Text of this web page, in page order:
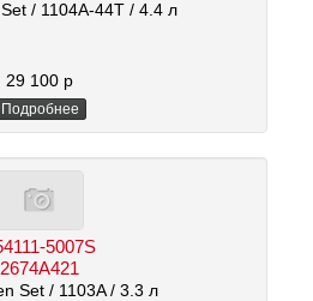
/ 1104A-44T / 4.4 л
29 100 р
Подробнее
5007S
2674A421
Set/ 1103A / 3.3 л